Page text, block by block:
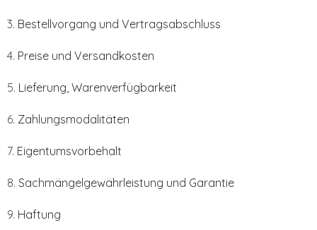
3. Bestellvorgang und Vertragsabschluss
4. Preise und Versandkosten
5. Lieferung, Warenverfügbarkeit
6. Zahlungsmodalitäten
7. Eigentumsvorbehalt
8. Sachmängelgewährleistung und Garantie
9. Haftung